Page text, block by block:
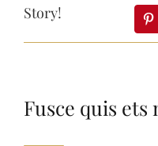
Story!
Fusce quis ets